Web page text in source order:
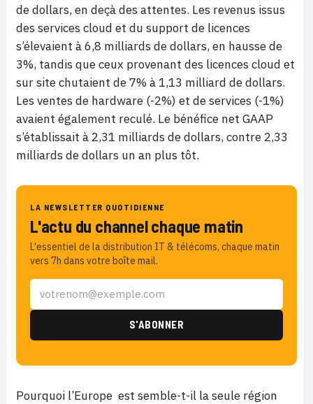
de dollars, en deçà des attentes. Les revenus issus
des services cloud et du support de licences
s’élevaient à 6,8 milliards de dollars, en hausse de
3%, tandis que ceux provenant des licences cloud et
sur site chutaient de 7% à 1,13 milliard de dollars.
Les ventes de hardware (-2%) et de services (-1%)
avaient également reculé. Le bénéfice net GAAP
s’établissait à 2,31 milliards de dollars, contre 2,33
milliards de dollars un an plus tôt.
LA NEWSLETTER QUOTIDIENNE
L'actu du channel chaque matin
L'essentiel de la distribution IT & télécoms, chaque matin
vers 7h dans votre boîte mail.
Pourquoi l’Europe est semble-t-il la seule région